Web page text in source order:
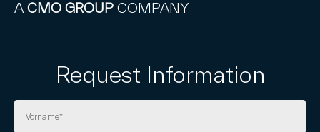
A CMO GROUP COMPANY
Request Information